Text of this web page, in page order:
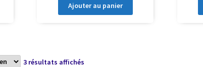
Ajouter au panier
3 résultats affichésTrié